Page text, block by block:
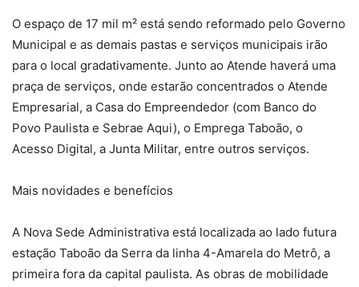
O espaço de 17 mil m² está sendo reformado pelo Governo
Municipal e as demais pastas e serviços municipais irão
para o local gradativamente. Junto ao Atende haverá uma
praça de serviços, onde estarão concentrados o Atende
Empresarial, a Casa do Empreendedor (com Banco do
Povo Paulista e Sebrae Aqui), o Emprega Taboão, o
Acesso Digital, a Junta Militar, entre outros serviços.
Mais novidades e benefícios
A Nova Sede Administrativa está localizada ao lado futura
estação Taboão da Serra da linha 4-Amarela do Metrô, a
primeira fora da capital paulista. As obras de mobilidade